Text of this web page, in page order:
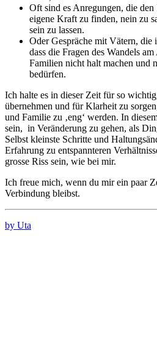
Oft sind es Anregungen, die
eigene Kraft zu finden, nein zu
sein zu lassen.
Oder Gespräche mit Vätern, die
dass die Fragen des Wandels
Familien nicht halt machen und
bedürfen.
Ich halte es in dieser Zeit für so
übernehmen und für Klarheit zu
und Familie zu ‚eng‘ werden. In
sein, in Veränderung zu gehen, als
Selbst kleinste Schritte und
Erfahrung zu entspannteren
grosse Riss sein, wie bei mir.
Ich freue mich, wenn du mir ein paar
Verbindung bleibst.
by Uta